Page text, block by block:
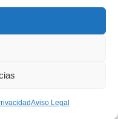
Aviso Legal
legal